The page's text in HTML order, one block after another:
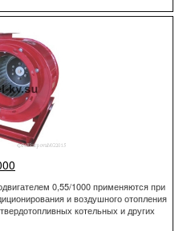
0,55/1000 применяются при
и воздушного отопления
котельных и других